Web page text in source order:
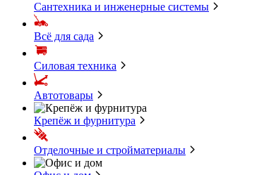
Сантехника и инженерные системы
Всё для сада
Силовая техника
Автотовары
Крепёж и фурнитура
Отделочные и стройматериалы